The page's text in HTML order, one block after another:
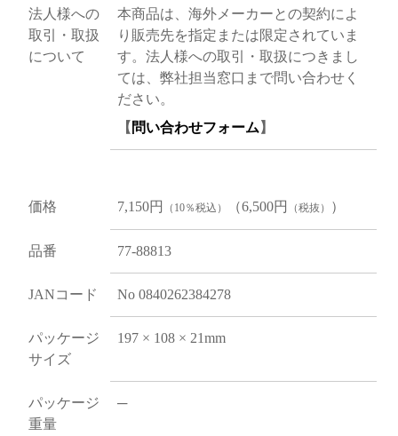
法人様への
取引・取扱
について
本商品は、海外メーカーとの契約によ
り販売先を指定または限定されていま
す。法人様への取引・取扱につきまし
ては、弊社担当窓口まで問い合わせく
ださい。
【 問い合わせフォーム 】
価格 7,150円 （10％税込） （6,500円 （税抜） ）
品番 77-88813
JANコード No 0840262384278
パッケージ
サイズ
197 × 108 × 21mm
パッケージ
重量
─